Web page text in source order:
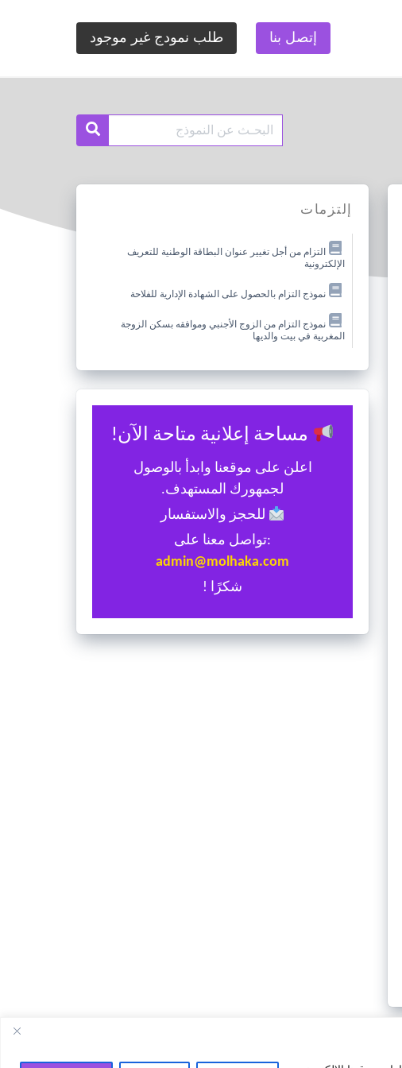
إتصل بنا طلب نمودج غير موجود
Search
Search
إلتزمات
التزام من أجل تغيير عنوان البطاقة الوطنية للتعريف
الإلكترونية
نموذج التزام بالحصول على الشهادة الإدارية للفلاحة
نموذج التزام من الزوج الأجنبي وموافقه بسكن الزوجة
المغربية في بيت والديها
مساحة إعلانية متاحة الآن!
اعلن على موقعنا وابدأ بالوصول
لجمهورك المستهدف.
للحجز والاستفسار
:تواصل معنا على
admin@molhaka.com
شكرًا !